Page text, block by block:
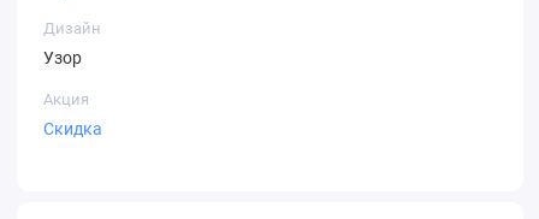
Дизайн
Узор
Акция
Скидка